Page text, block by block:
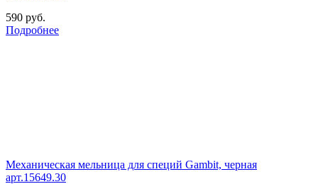
590 руб.
Подробнее
Механическая мельница для специй Gambit, черная
арт.15649.30